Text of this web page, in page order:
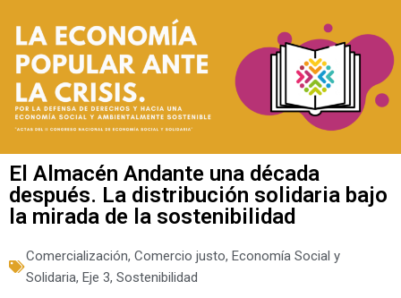
El Almacén Andante una década
después. La distribución solidaria bajo
la mirada de la sostenibilidad
Comercialización, Comercio justo, Economía Social y
Solidaria, Eje 3, Sostenibilidad